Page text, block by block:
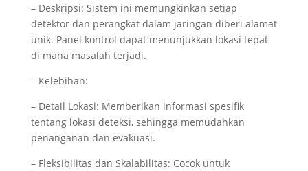
– Deskripsi: Sistem ini memungkinkan setiap
detektor dan perangkat dalam jaringan diberi alamat
unik. Panel kontrol dapat menunjukkan lokasi tepat
di mana masalah terjadi.
– Kelebihan:
– Detail Lokasi: Memberikan informasi spesifik
tentang lokasi deteksi, sehingga memudahkan
penanganan dan evakuasi.
– Fleksibilitas dan Skalabilitas: Cocok untuk